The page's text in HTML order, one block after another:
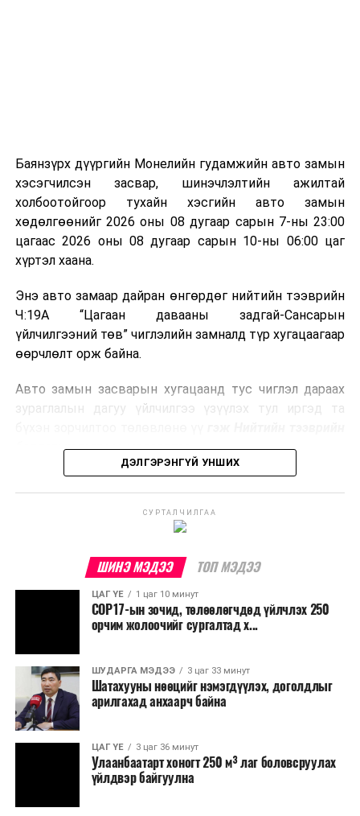
болон дулааны эрчим хүч үйлдвэрлэхэд ашиглаж
болдог. Зарим технологийн хувьд шаталтын дараа
үлдэх үнснээс фосфор зэрэг ашигт эрдсийг сэргээн
авах боломжтой аж.
байна. Тухайлбал, Германд лаг шатаах үйлдвэрээс
гарсан үнснээс фосфор сэргээн авах технологи
ашигладаг бол Нидерландад төвлөрсөн лаг
боловсруулах үйлдвэрүүдээр дулаан, цахилгаан
Ийнхүү лаг хатаах, шатаах технологийг лагийн
улсад өргөн ашиглаж байна.
Баянзүрх дүүргийн Монелийн гудамжийн авто замын
хэсэгчилсэн засвар, шинэчлэлтийн ажилтай
холбоотойгоор тухайн хэсгийн авто замын
хөдөлгөөнийг 2026 оны 08 дугаар сарын 7-ны 23:00
цагаас 2026 оны 08 дугаар сарын 10-ны 06:00 цаг
хүртэл хаана.
Энэ авто замаар дайран өнгөрдөг нийтийн тээврийн
Ч:19А “Цагаан давааны задгай-Сансарын
үйлчилгээний төв” чиглэлийн замналд түр хугацаагаар
өөрчлөлт орж байна.
Авто замын засварын хугацаанд тус чиглэл дараах
зураглалын дагуу үйлчилгээ үзүүлэх тул иргэд та
бодлогын газраас мэдээллээ.
ДЭЛГЭРЭНГҮЙ УНШИХ
СУРТАЛЧИЛГАА
ШИНЭ МЭДЭЭ ТОП МЭДЭЭ
ЦАГ ҮЕ 1 цаг 10 минут
COP17-ын зочид, төлөөлөгчдөд үйлчлэх 250
орчим жолоочийг сургалтад х...
ШУДАРГА МЭДЭЭ 3 цаг 33 минут
Шатахууны нөөцийг нэмэгдүүлэх, доголдлыг
арилгахад анхаарч байна
ЦАГ ҮЕ 3 цаг 36 минут
Улаанбаатарт хоногт 250 м³ лаг боловсруулах
үйлдвэр байгуулна